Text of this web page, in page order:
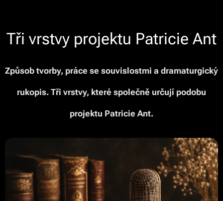
Tři vrstvy projektu Patricie Ant
Způsob tvorby, práce se souvislostmi a dramaturgický
rukopis. Tři vrstvy, které společně určují podobu
projektu Patricie Ant.